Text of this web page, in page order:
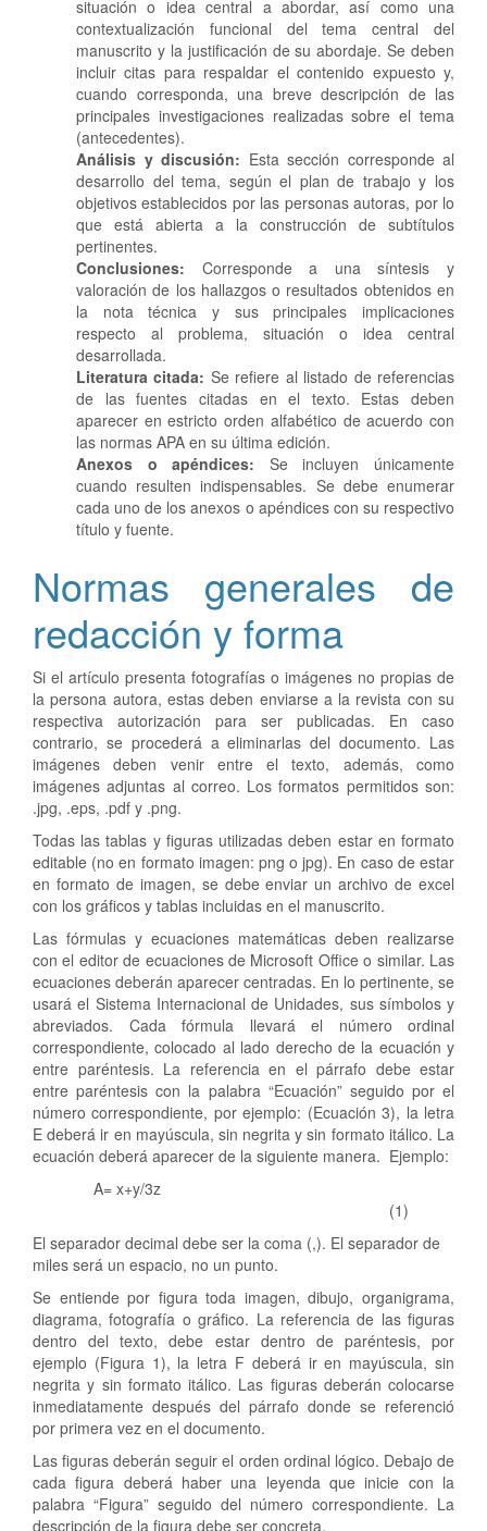
situación o idea central a abordar, así como una
contextualización funcional del tema central del
manuscrito y la justificación de su abordaje. Se deben
incluir citas para respaldar el contenido expuesto y,
cuando corresponda, una breve descripción de las
principales investigaciones realizadas sobre el tema
(antecedentes).
Análisis y discusión: Esta sección corresponde al
desarrollo del tema, según el plan de trabajo y los
objetivos establecidos por las personas autoras, por lo
que está abierta a la construcción de subtítulos
pertinentes.
Conclusiones: Corresponde a una síntesis y
valoración de los hallazgos o resultados obtenidos en
la nota técnica y sus principales implicaciones
respecto al problema, situación o idea central
desarrollada.
Literatura citada: Se refiere al listado de referencias
de las fuentes citadas en el texto. Estas deben
aparecer en estricto orden alfabético de acuerdo con
las normas APA en su última edición.
Anexos o apéndices: Se incluyen únicamente
cuando resulten indispensables. Se debe enumerar
cada uno de los anexos o apéndices con su respectivo
título y fuente.
Normas generales de
redacción y forma
Si el artículo presenta fotografías o imágenes no propias de
la persona autora, estas deben enviarse a la revista con su
respectiva autorización para ser publicadas. En caso
contrario, se procederá a eliminarlas del documento. Las
imágenes deben venir entre el texto, además, como
imágenes adjuntas al correo. Los formatos permitidos son:
.jpg, .eps, .pdf y .png.
Todas las tablas y figuras utilizadas deben estar en formato
editable (no en formato imagen: png o jpg). En caso de estar
en formato de imagen, se debe enviar un archivo de excel
con los gráficos y tablas incluidas en el manuscrito.
Las fórmulas y ecuaciones matemáticas deben realizarse
con el editor de ecuaciones de Microsoft Office o similar. Las
ecuaciones deberán aparecer centradas. En lo pertinente, se
usará el Sistema Internacional de Unidades, sus símbolos y
abreviados. Cada fórmula llevará el número ordinal
correspondiente, colocado al lado derecho de la ecuación y
entre paréntesis. La referencia en el párrafo debe estar
entre paréntesis con la palabra “Ecuación” seguido por el
número correspondiente, por ejemplo: (Ecuación 3), la letra
E deberá ir en mayúscula, sin negrita y sin formato itálico. La
ecuación deberá aparecer de la siguiente manera. Ejemplo:
A= x+y/3z
(1)
El separador decimal debe ser la coma (,). El separador de
miles será un espacio, no un punto.
Se entiende por figura toda imagen, dibujo, organigrama,
diagrama, fotografía o gráfico. La referencia de las figuras
dentro del texto, debe estar dentro de paréntesis, por
ejemplo (Figura 1), la letra F deberá ir en mayúscula, sin
negrita y sin formato itálico. Las figuras deberán colocarse
inmediatamente después del párrafo donde se referenció
por primera vez en el documento.
Las figuras deberán seguir el orden ordinal lógico. Debajo de
cada figura deberá haber una leyenda que inicie con la
palabra “Figura” seguido del número correspondiente. La
descripción de la figura debe ser concreta.